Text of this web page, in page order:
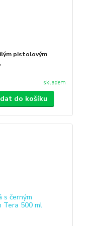
pistolovým
skladem
do košíku